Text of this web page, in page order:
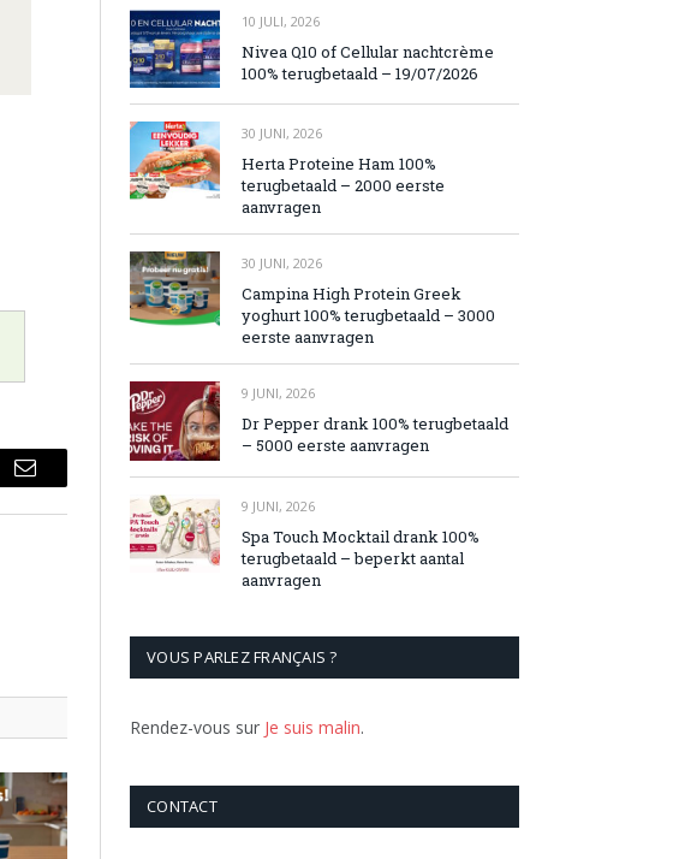
Email
10 JULI, 2026
Nivea Q10 of Cellular nachtcrème
100% terugbetaald – 19/07/2026
30 JUNI, 2026
Herta Proteine Ham 100%
terugbetaald – 2000 eerste
aanvragen
30 JUNI, 2026
Campina High Protein Greek
yoghurt 100% terugbetaald – 3000
eerste aanvragen
9 JUNI, 2026
Dr Pepper drank 100% terugbetaald
– 5000 eerste aanvragen
9 JUNI, 2026
Spa Touch Mocktail drank 100%
terugbetaald – beperkt aantal
aanvragen
VOUS PARLEZ FRANÇAIS ?
Rendez-vous sur Je suis malin.
CONTACT